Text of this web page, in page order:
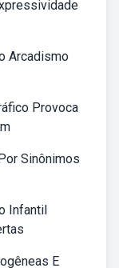
Arcadismo
Provoca
Sinônimos
Infantil
E